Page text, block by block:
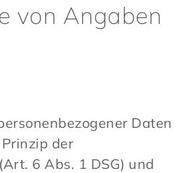
von Angaben
Daten
der
6 Abs. 1 DSG) und